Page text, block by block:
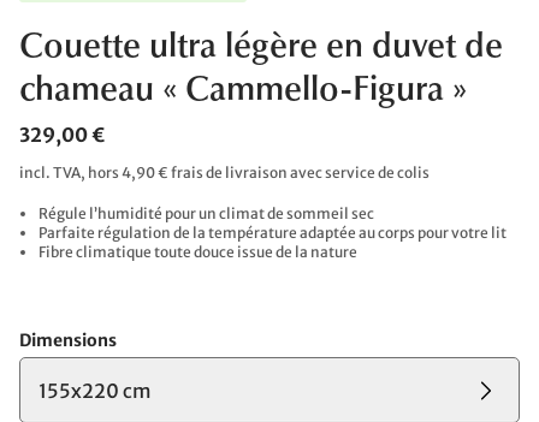
Couette ultra légère en duvet de
chameau « Cammello-Figura »
329,00 €
incl. TVA, hors 4,90 € frais de livraison avec service de colis
Régule l’humidité pour un climat de sommeil sec
Parfaite régulation de la température adaptée au corps pour votre lit
Fibre climatique toute douce issue de la nature
Dimensions
155x220 cm